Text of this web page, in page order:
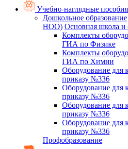
Учебно-наглядные
Дошкольное образование
НОО) Основная школа и
Комплекты
ГИА по Физике
Комплекты
ГИА по Химии
Оборудование для
приказу №336
Оборудование для
приказу №336
Оборудование для
приказу №336
Оборудование для
приказу №336
Профобразование